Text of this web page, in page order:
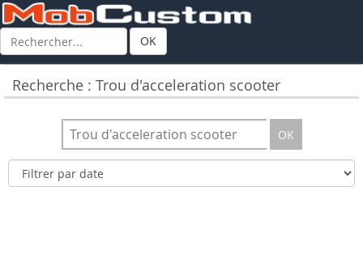
OK
Recherche : Trou d'acceleration scooter
OK